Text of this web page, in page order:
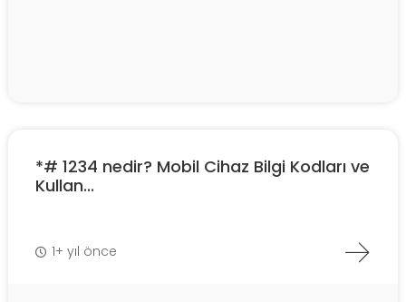
*# 1234 nedir? Mobil Cihaz Bilgi Kodları ve
Kullan...
1+ yıl önce